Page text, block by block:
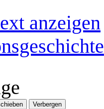
anzeigen
Verbergen